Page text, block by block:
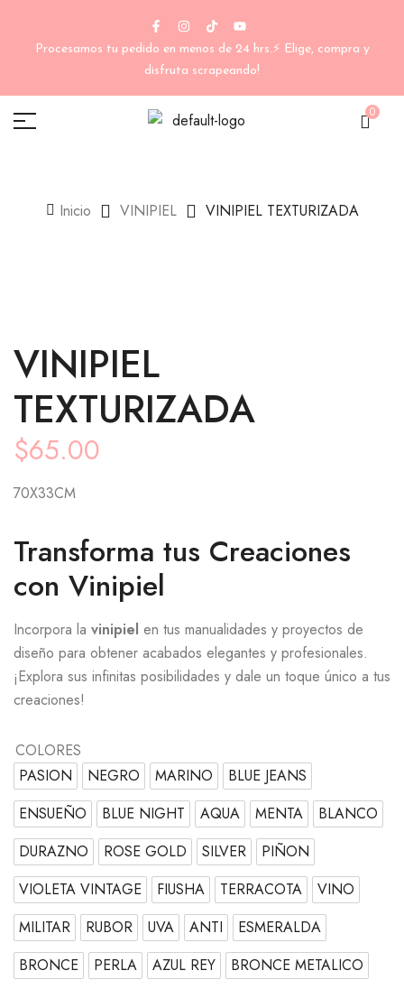
Procesamos tu pedido en menos de 24 hrs.⚡ Elige, compra y
disfruta scrapeando!
0
Inicio VINIPIEL VINIPIEL TEXTURIZADA
VINIPIEL
TEXTURIZADA
$65.00
70X33CM
Transforma tus Creaciones
con Vinipiel
Incorpora la vinipiel en tus manualidades y proyectos de
diseño para obtener acabados elegantes y profesionales.
¡Explora sus infinitas posibilidades y dale un toque único a tus
creaciones!
COLORES
PASION
NEGRO MARINO
BLUE JEANS
ENSUEÑO
BLUE NIGHT AQUA MENTA
BLANCO
DURAZNO
ROSE GOLD SILVER
PIÑON
VIOLETA VINTAGE
FIUSHA TERRACOTA
VINO
MILITAR
RUBOR UVA ANTI
ESMERALDA
BRONCE
PERLA AZUL REY
BRONCE METALICO